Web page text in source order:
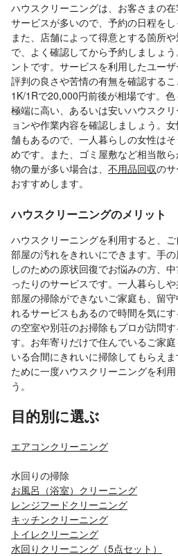
ハウスクリーニングは、お客さまの
サービスが多いので、予約の日程をし
また、店舗によって得意とする箇所
で、よく確認してから予約しましょ
ントです。サービスを利用したユーザ
評判の良さや苦情の有無を確認するこ
1K/1Rで20,000円前後が相場です。
極端に高い、あるいは安いハウスク
ョンや作業内容を確認しましょう。
舗もあるので、一人暮らしの女性は
めです。また、ゴミ屋敷など相当散
物の量が多い場合は、 不用品回収の
おすすめします。
ハウスクリーニングのメリット
ハウスクリーニングを利用すると、
部屋の汚れをきれいにできます。手
しのための原状回復でお悩みの方、
ったりのサービスです。一人暮らし
部屋の掃除ができないご家庭も、留
れるサービスもあるので時間を気に
の空室や別荘のお掃除もプロが訪問
す。お年寄りだけで住んでいるご家
いる合間にきれいに掃除してもらえ
ために一度ハウスクリーニングを利
う。
目的別に選ぶ
エアコンクリーニング
水回りの掃除
お風呂（浴室）クリーニング
レンジフードクリーニング
キッチンクリーニング
トイレクリーニング
水回りクリーニング（5点セット）